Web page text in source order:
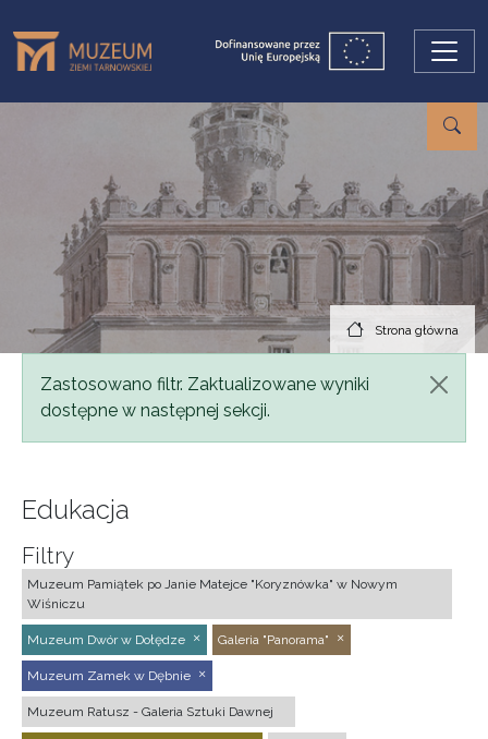
Strona główna
Komunikat
Zastosowano filtr. Zaktualizowane wyniki
dostępne w następnej sekcji.
Edukacja
Filtry
Muzeum Pamiątek po Janie Matejce "Koryznówka" w Nowym
Wiśniczu
Muzeum Dwór w Dołędze Galeria "Panorama"
Muzeum Zamek w Dębnie
Muzeum Ratusz - Galeria Sztuki Dawnej